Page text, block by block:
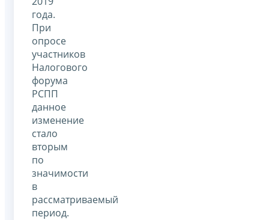
года.
При
опросе
участников
Налогового
форума
РСПП
данное
изменение
стало
вторым
по
значимости
в
рассматриваемый
период.